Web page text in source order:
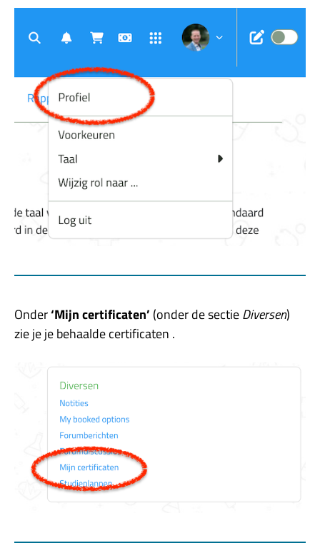
Onder‘Mijn certificaten’ (onder de sectieDiversen)
zie je je behaalde certificaten .